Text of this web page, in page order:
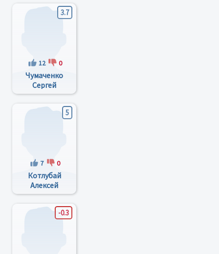
3.7
12 0
Чумаченко
Сергей
Анатольевич
5
7 0
Котлубай
Алексей
Михайлович
-0.3